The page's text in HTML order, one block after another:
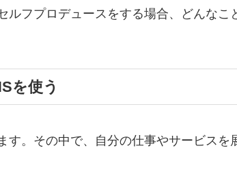
ルフプロデュースをする場合、どんなこ
を使う
す。その中で、自分の仕事やサービスを